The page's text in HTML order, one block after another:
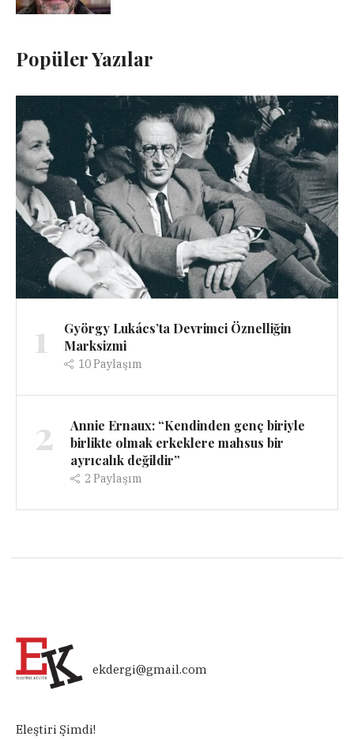
Popüler Yazılar
1
György Lukács’ta Devrimci Öznelliğin
Marksizmi
10Paylaşım
2
Annie Ernaux: “Kendinden genç biriyle
birlikte olmak erkeklere mahsus bir
ayrıcalık değildir”
2 Paylaşım
ekdergi@gmail.com
Eleştiri Şimdi!